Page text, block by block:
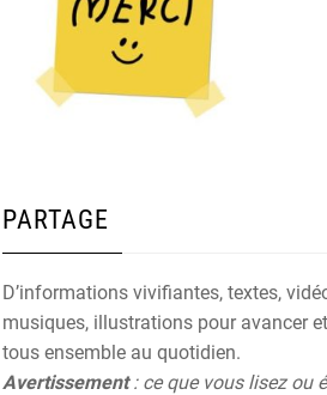
PARTAGE
D’informations vivifiantes, textes,
musiques, illustrations pour avancer
tous ensemble au quotidien.
Avertissement: ce que vous lisez ou